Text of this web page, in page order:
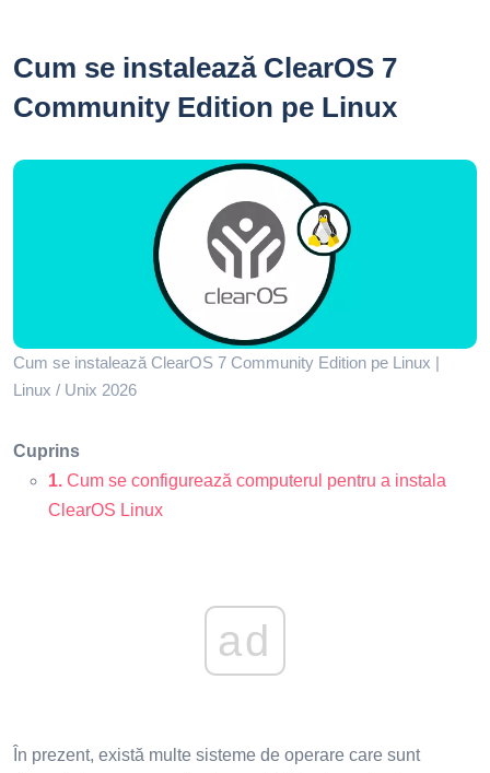
Cum se instalează ClearOS 7
Community Edition pe Linux
Cum se instalează ClearOS 7 Community Edition pe Linux |
Linux / Unix 2026
Cuprins
1. Cum se configurează computerul pentru a instala
ClearOS Linux
ad
În prezent, există multe sisteme de operare care sunt